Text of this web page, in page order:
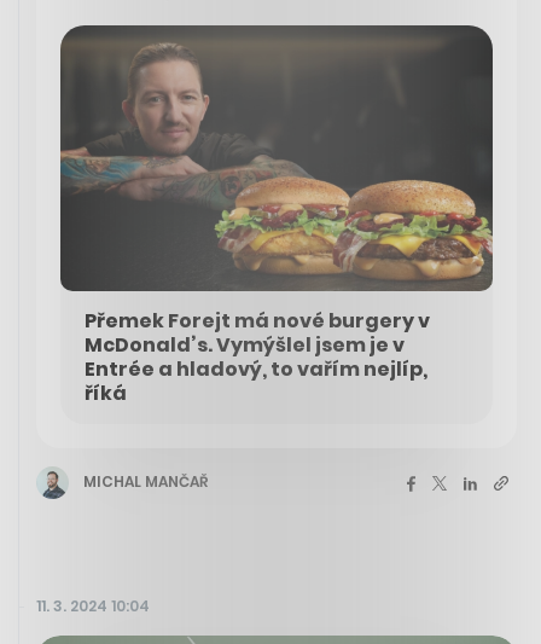
Přemek Forejt má nové burgery v
McDonald’s. Vymýšlel jsem je v
Entrée a hladový, to vařím nejlíp,
říká
MICHAL MANČAŘ
11. 3. 2024 10:04